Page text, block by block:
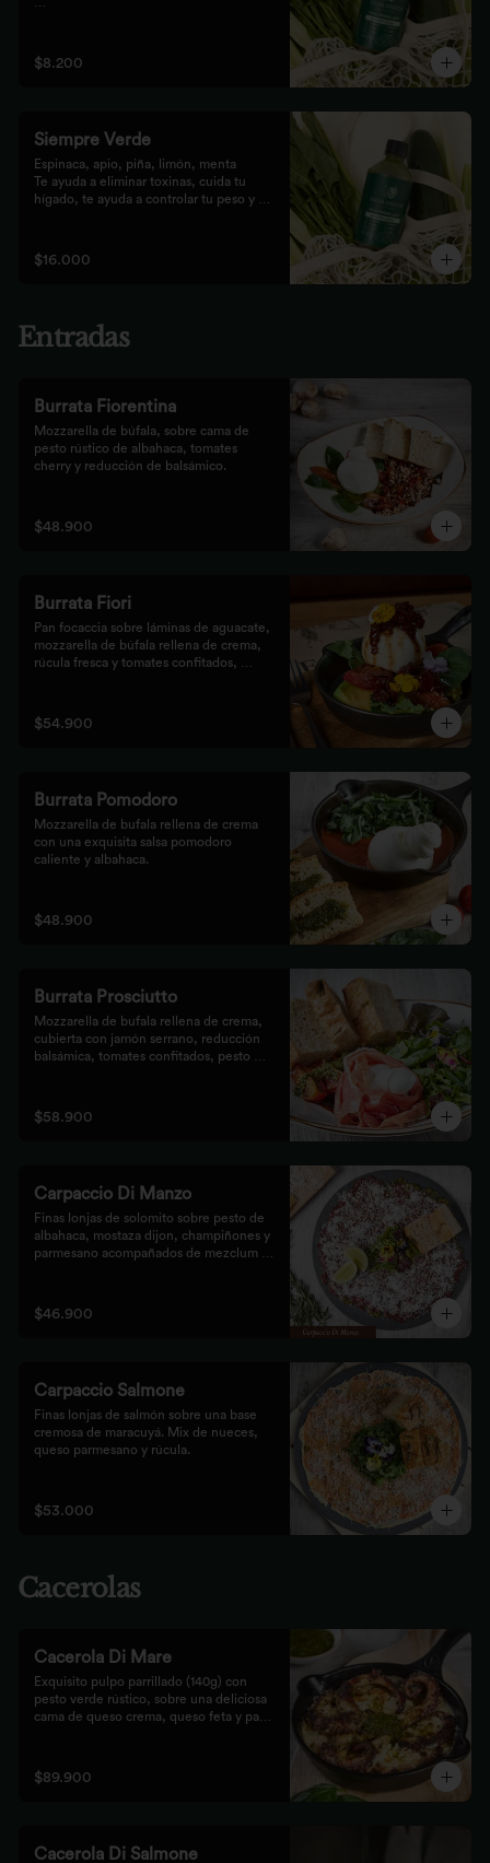
inflamación del organismo.
recomendamos tomarlo solo con soda o
$8.200
Siempre Verde
Espinaca, apio, piña, limón, menta
Te ayuda a eliminar toxinas, cuida tu
hígado, te ayuda a controlar tu peso y
$16.000
Entradas
Burrata Fiorentina
Mozzarella de búfala, sobre cama de
pesto rústico de albahaca, tomates
cherry y reducción de balsámico.
$48.900
Burrata Fiori
Pan focaccia sobre láminas de aguacate,
mozzarella de búfala rellena de crema,
rúcula fresca y tomates confitados,
$54.900
Burrata Pomodoro
Mozzarella de bufala rellena de crema
con una exquisita salsa pomodoro
caliente y albahaca.
$48.900
Burrata Prosciutto
Mozzarella de bufala rellena de crema,
cubierta con jamón serrano, reducción
balsámica, tomates confitados, pesto
$58.900
Carpaccio Di Manzo
Finas lonjas de solomito sobre pesto de
albahaca, mostaza dijon, champiñones y
parmesano acompañados de mezclum de
$46.900
Carpaccio Salmone
Finas lonjas de salmón sobre una base
cremosa de maracuyá. Mix de nueces,
queso parmesano y rúcula.
$53.000
Cacerolas
Cacerola Di Mare
Exquisito pulpo parrillado (140g) con
pesto verde rústico, sobre una deliciosa
cama de queso crema, queso feta y papa.
$89.900
Cacerola Di Salmone